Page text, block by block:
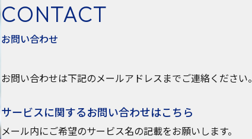
CONTACT
お問い合わせ
お問い合わせは下記のメールアドレスまでご連絡ください。
サービスに関するお問い合わせはこちら
メール内にご希望のサービス名の記載をお願いします。